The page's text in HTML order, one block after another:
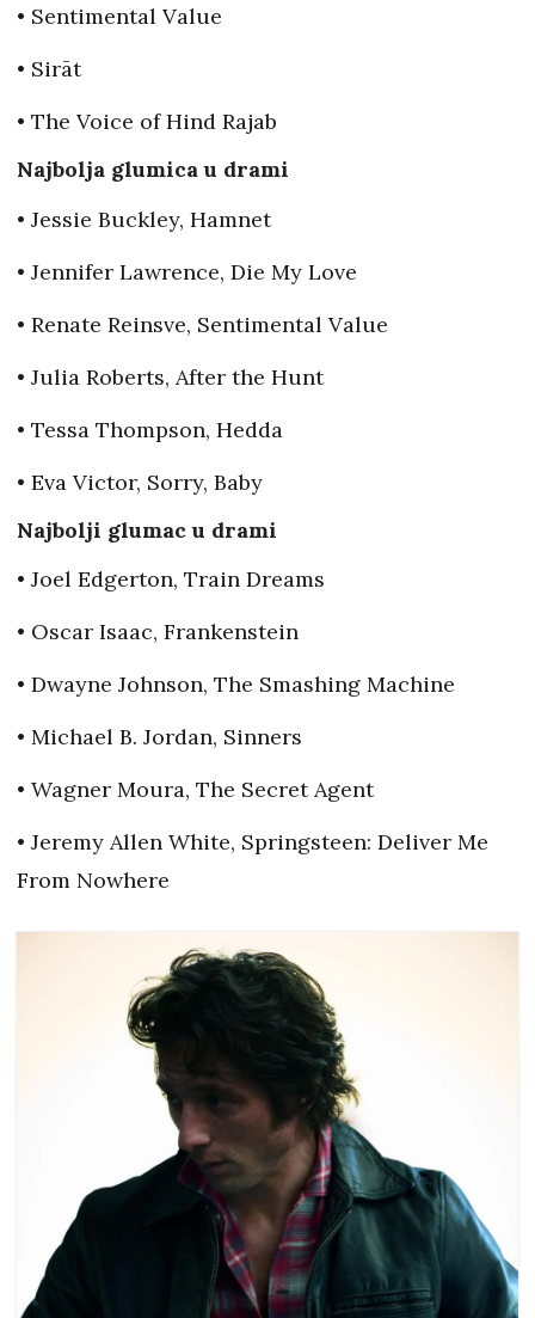
• Sentimental Value
• Sirāt
• The Voice of Hind Rajab
Najbolja glumica u drami
• Jessie Buckley, Hamnet
• Jennifer Lawrence, Die My Love
• Renate Reinsve, Sentimental Value
• Julia Roberts, After the Hunt
• Tessa Thompson, Hedda
• Eva Victor, Sorry, Baby
Najbolji glumac u drami
• Joel Edgerton, Train Dreams
• Oscar Isaac, Frankenstein
• Dwayne Johnson, The Smashing Machine
• Michael B. Jordan, Sinners
• Wagner Moura, The Secret Agent
• Jeremy Allen White, Springsteen: Deliver Me
From Nowhere